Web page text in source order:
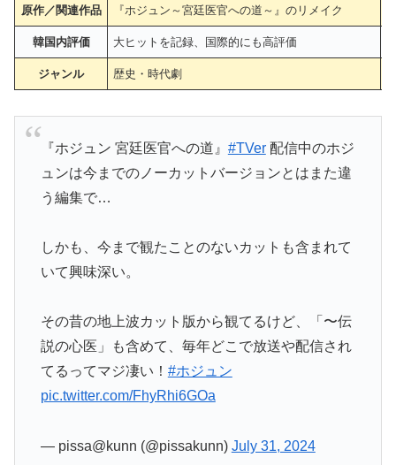
原作／関連作品 『ホジュン～宮廷医官への道～』のリメイク
韓国内評価 大ヒットを記録、国際的にも高評価
ジャンル 歴史・時代劇
『ホジュン 宮廷医官への道』 #TVer配信中のホジ
ュンは今までのノーカットバージョンとはまた違
う編集で…
しかも、今まで観たことのないカットも含まれて
いて興味深い。
その昔の地上波カット版から観てるけど、「〜伝
説の心医」も含めて、毎年どこで放送や配信され
てるってマジ凄い！ #ホジュン
pic.twitter.com/FhyRhi6GOa
— pissa@kunn (@pissakunn) July 31, 2024